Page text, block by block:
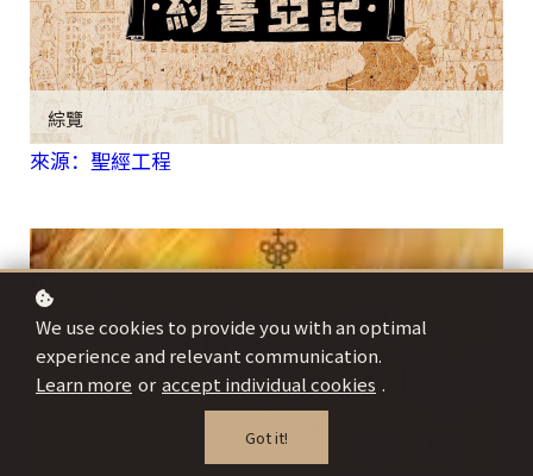
綜覽
來源：聖經工程
We use cookies to provide you with an optimal
experience and relevant communication.
Learn more or accept individual cookies .
Got it!